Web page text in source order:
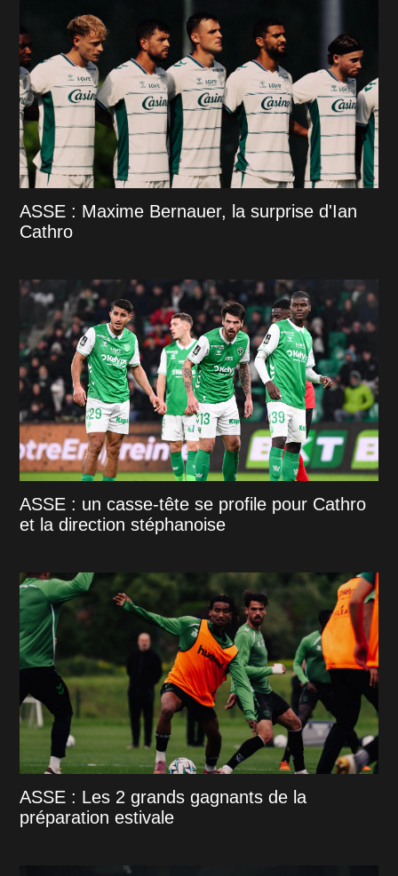
ASSE : Maxime Bernauer, la surprise d'Ian
Cathro
ASSE : un casse-tête se profile pour Cathro
et la direction stéphanoise
ASSE : Les 2 grands gagnants de la
préparation estivale